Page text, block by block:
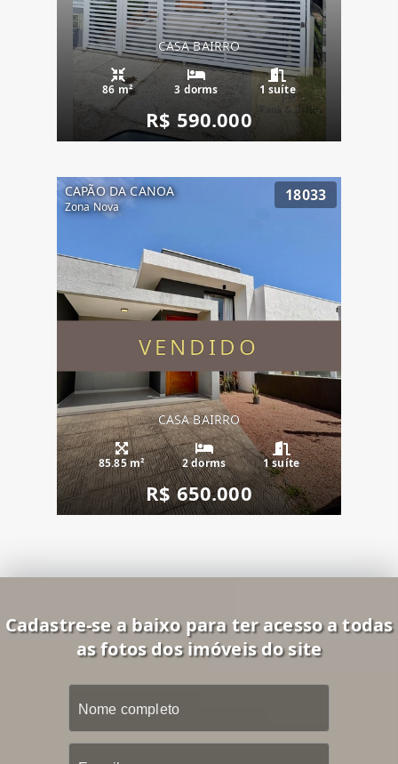
CASA BAIRRO
86 m² 3 dorms 1 suíte
R$ 590.000
VENDIDO
CAPÃO DA CANOA
Zona Nova
18033
CASA BAIRRO
85.85 m² 2 dorms 1 suíte
R$ 650.000
Cadastre-se a baixo para ter acesso a todas
as fotos dos imóveis do site